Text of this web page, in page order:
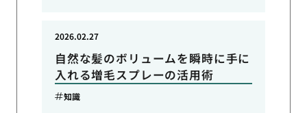
自然な髪のボリュームを瞬時に手に
入れる増毛スプレーの活用術
2026.02.27
知識